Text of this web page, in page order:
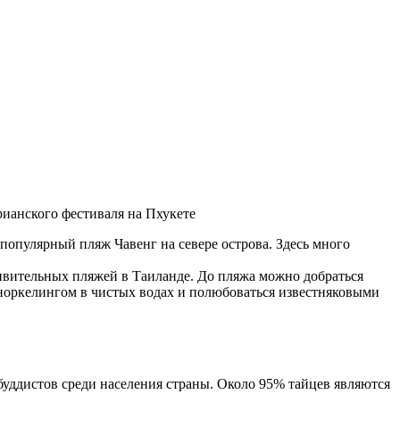
фестиваля на Пхукете
пляж Чавенг на севере острова. Здесь много
пляжей в Таиланде. До пляжа можно добраться
в чистых водах и полюбоваться известняковыми
среди населения страны. Около 95% тайцев являются